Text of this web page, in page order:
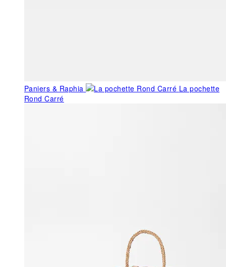
Paniers & Raphia
La pochette
Rond Carré